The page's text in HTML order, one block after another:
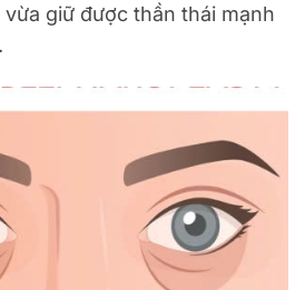
giữ được thần thái mạnh